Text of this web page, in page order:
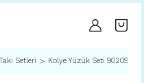
Setleri Kolye Yüzük Seti 90209